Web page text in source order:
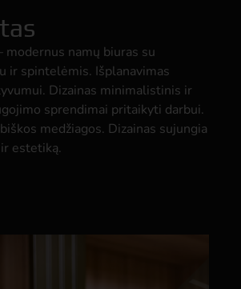
modernus namų biuras su
ir spintelėmis. Išplanavimas
Dizainas minimalistinis ir
sprendimai pritaikyti darbui.
medžiagos. Dizainas sujungia
estetiką.